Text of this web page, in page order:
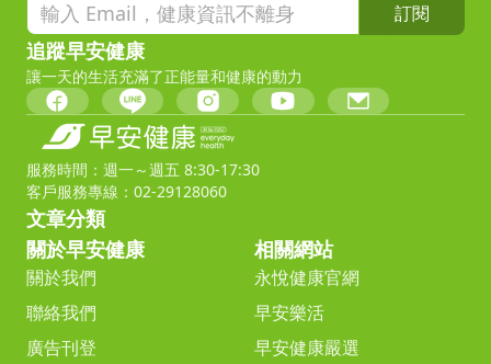
訂閱
追蹤早安健康
讓一天的生活充滿了正能量和健康的動力
服務時間：週一～週五 8:30-17:30
客戶服務專線：02-29128060
文章分類
關於早安健康
關於我們
聯絡我們
廣告刊登
相關網站
永悅健康官網
早安樂活
早安健康嚴選